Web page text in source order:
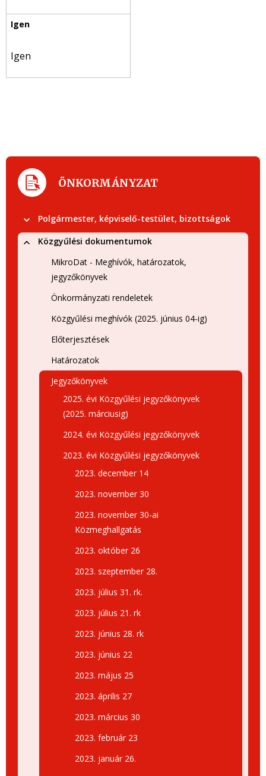
Igen
ÖNKORMÁNYZAT
Polgármester, képviselő-testület, bizottságok
Közgyűlési dokumentumok
MikroDat - Meghívók, határozatok,
jegyzőkönyvek
Önkormányzati rendeletek
Közgyűlési meghívók (2025. június 04-ig)
Előterjesztések
Határozatok
Jegyzőkönyvek
2025. évi Közgyűlési jegyzőkönyvek
(2025. márciusig)
2024. évi Közgyűlési jegyzőkönyvek
2023. évi Közgyűlési jegyzőkönyvek
2023. december 14
2023. november 30
2023. november 30-ai
Közmeghallgatás
2023. október 26
2023. szeptember 28.
2023. július 31. rk.
2023. július 21. rk
2023. június 28. rk
2023. június 22
2023. május 25
2023. április 27
2023. március 30
2023. február 23
2023. január 26.